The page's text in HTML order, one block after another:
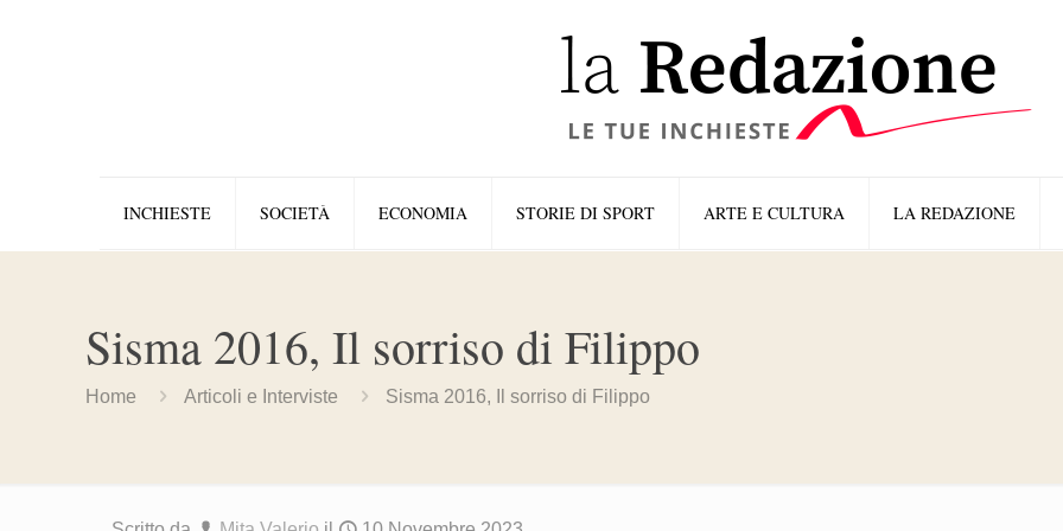
INCHIESTE SOCIETÀ ECONOMIA STORIE DI SPORT ARTE E CULTURA LA REDAZIONE
Sisma 2016, Il sorriso di Filippo
Home Articoli e Interviste Sisma 2016, Il sorriso di Filippo